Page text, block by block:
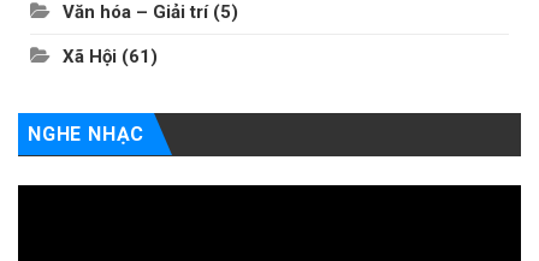
Văn hóa – Giải trí(5)
Xã Hội (61)
NGHE NHẠC